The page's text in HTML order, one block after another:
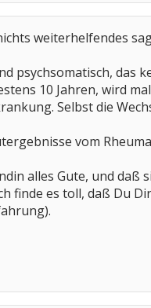
weiterhelfendes
psychsomatisch, das
10 Jahren, wird
Selbst die
vom
alles Gute, und daß
finde es toll, daß Du